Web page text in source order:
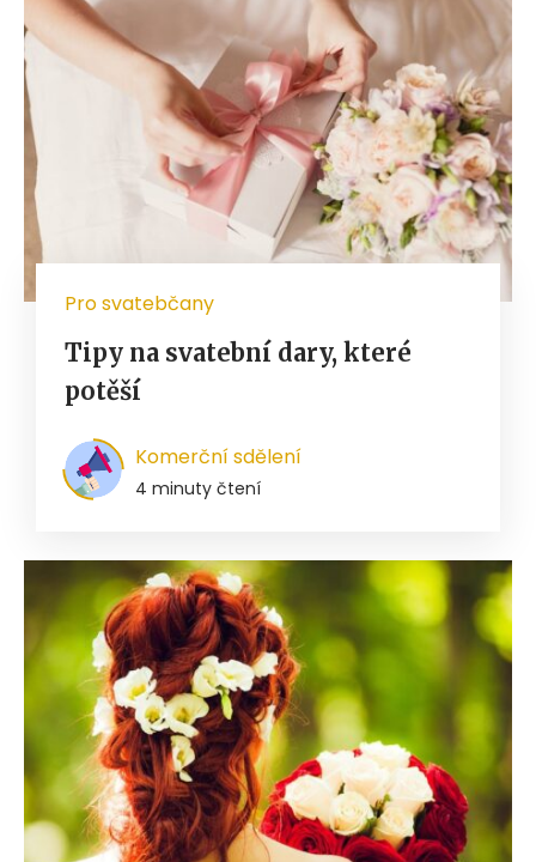
Pro svatebčany
Tipy na svatební dary, které
potěší
Komerční sdělení
4 minuty čtení